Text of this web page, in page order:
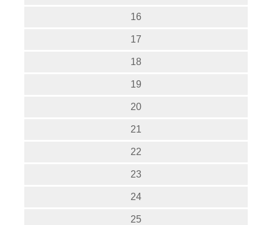
16
17
18
19
20
21
22
23
24
25